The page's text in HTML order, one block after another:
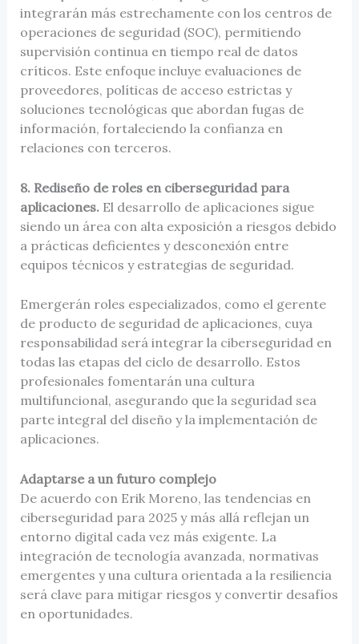
integrarán más estrechamente con los centros de
operaciones de seguridad (SOC), permitiendo
supervisión continua en tiempo real de datos
críticos. Este enfoque incluye evaluaciones de
proveedores, políticas de acceso estrictas y
soluciones tecnológicas que abordan fugas de
información, fortaleciendo la confianza en
relaciones con terceros.
8. Rediseño de roles en ciberseguridad para
aplicaciones.El desarrollo de aplicaciones sigue
siendo un área con alta exposición a riesgos debido
a prácticas deficientes y desconexión entre
equipos técnicos y estrategias de seguridad.
Emergerán roles especializados, como el gerente
de producto de seguridad de aplicaciones, cuya
responsabilidad será integrar la ciberseguridad en
todas las etapas del ciclo de desarrollo. Estos
profesionales fomentarán una cultura
multifuncional, asegurando que la seguridad sea
parte integral del diseño y la implementación de
aplicaciones.
Adaptarse a un futuro complejo
De acuerdo con Erik Moreno, las tendencias en
ciberseguridad para 2025 y más allá reflejan un
entorno digital cada vez más exigente. La
integración de tecnología avanzada, normativas
emergentes y una cultura orientada a la resiliencia
será clave para mitigar riesgos y convertir desafíos
en oportunidades.